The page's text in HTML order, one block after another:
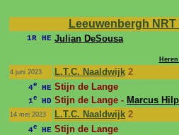
Leeuwenbergh
1R HE Julian DeSousa
4 juni 2023
L.T.C. Naaldwijk 2
4e HE Stijn de Lange
1e HD Stijn de Lange - Marcus
14 mei 2023 L.T.C. Naaldwijk 2
4e HE Stijn de Lange